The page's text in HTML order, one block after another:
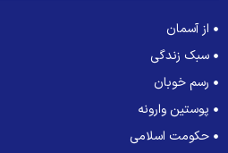
از آسمان
سبک زندگی
رسم خوبان
پوستین وارونه
حکومت اسلامی